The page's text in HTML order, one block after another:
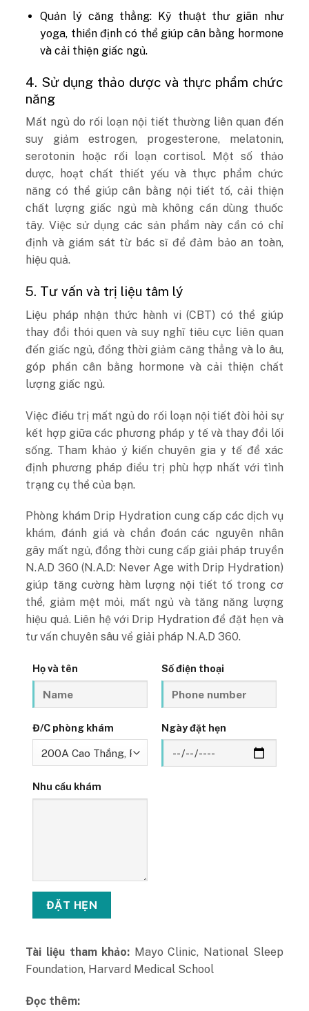
Quản lý căng thẳng: Kỹ thuật thư giãn như
yoga, thiền định có thể giúp cân bằng hormone
và cải thiện giấc ngủ.
4. Sử dụng thảo dược và thực phẩm chức
năng
Mất ngủ do rối loạn nội tiết thường liên quan đến
suy giảm estrogen, progesterone, melatonin,
serotonin hoặc rối loạn cortisol. Một số thảo
dược, hoạt chất thiết yếu và thực phẩm chức
năng có thể giúp cân bằng nội tiết tố, cải thiện
chất lượng giấc ngủ mà không cần dùng thuốc
tây. Việc sử dụng các sản phẩm này cần có chỉ
định và giám sát từ bác sĩ để đảm bảo an toàn,
hiệu quả.
5. Tư vấn và trị liệu tâm lý
Liệu pháp nhận thức hành vi (CBT) có thể giúp
thay đổi thói quen và suy nghĩ tiêu cực liên quan
đến giấc ngủ, đồng thời giảm căng thẳng và lo âu,
góp phần cân bằng hormone và cải thiện chất
lượng giấc ngủ.
Việc điều trị mất ngủ do rối loạn nội tiết đòi hỏi sự
kết hợp giữa các phương pháp y tế và thay đổi lối
sống. Tham khảo ý kiến chuyên gia y tế để xác
định phương pháp điều trị phù hợp nhất với tình
trạng cụ thể của bạn.
Phòng khám Drip Hydration cung cấp các dịch vụ
khám, đánh giá và chẩn đoán các nguyên nhân
gây mất ngủ, đồng thời cung cấp giải pháp truyền
N.A.D 360 (N.A.D: Never Age with Drip Hydration)
giúp tăng cường hàm lượng nội tiết tố trong cơ
thể, giảm mệt mỏi, mất ngủ và tăng năng lượng
hiệu quả. Liên hệ với Drip Hydration để đặt hẹn và
tư vấn chuyên sâu về giải pháp N.A.D 360.
Họ và tên Số điện thoại
Đ/C phòng khám Ngày đặt hẹn
Nhu cầu khám
Tài liệu tham khảo: Mayo Clinic, National Sleep
Foundation, Harvard Medical School
Đọc thêm: